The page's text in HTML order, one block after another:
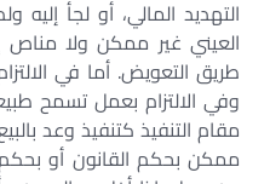
التهديد المالي، أو لجأ إليه
العيني غير ممكن ولا مناص
وفي الالتزام بعمل تسمح
ممكن بحكم القانون أو بحكم